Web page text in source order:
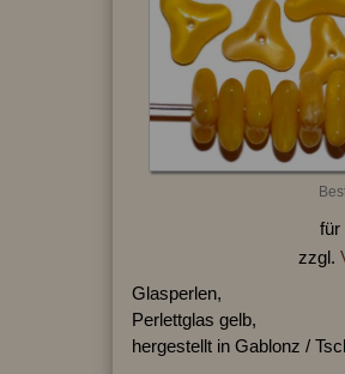
für
zzgl.
Glasperlen,
Perlettglas gelb,
hergestellt in Gablonz /